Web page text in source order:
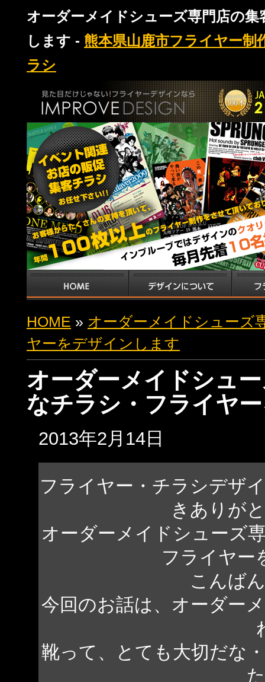
オーダーメイドシューズ専門店の
します - 熊本県山鹿市フライヤー
ラシ
HOME » オーダーメイドシューズ
ヤーをデザインします
オーダーメイドシュ
なチラシ・フライヤ
2013年2月14日
フライヤー・チラシデザ
きありが
オーダーメイドシューズ
フライヤー
こんば
今回のお話は、オーダー
靴って、とても大切だな